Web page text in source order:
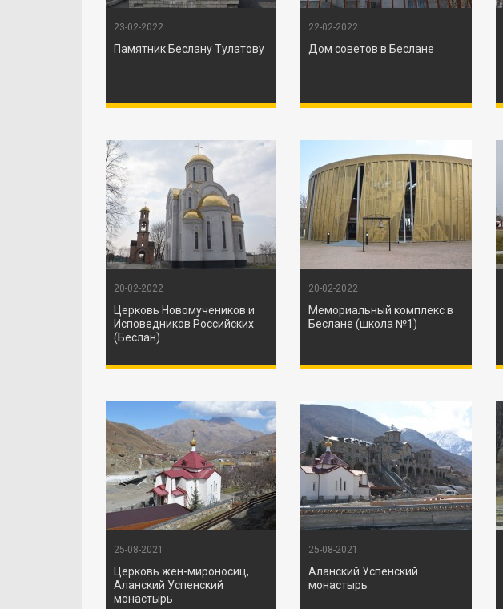
23-02-2022
Памятник Беслану Тулатову
22-02-2022
Дом советов в Беслане
20-02-2022
Церковь Новомучеников и
Исповедников Российских
(Беслан)
20-02-2022
Мемориальный комплекс в
Беслане (школа №1)
25-08-2021
Церковь жён-мироносиц,
Аланский Успенский
монастырь
25-08-2021
Аланский Успенский
монастырь